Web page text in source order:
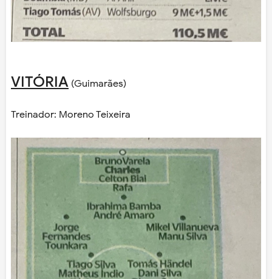
VITÓRIA (Guimarães)
Treinador: Moreno Teixeira